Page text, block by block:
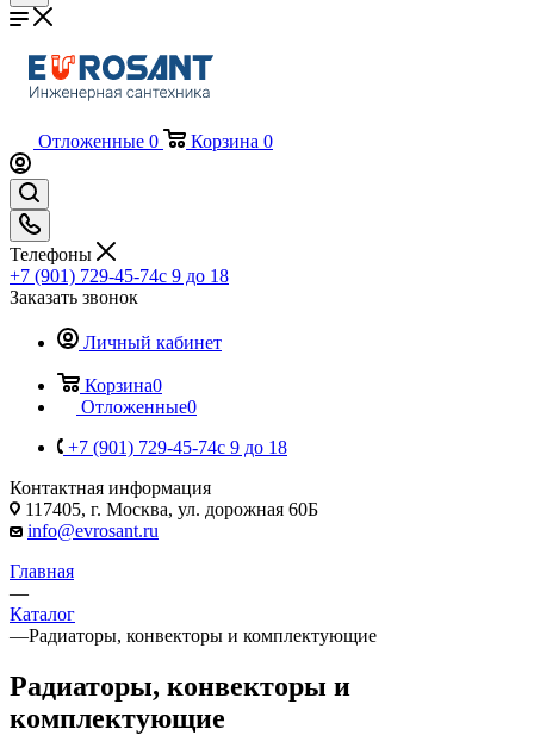
Отложенные 0 Корзина 0
Телефоны
+7 (901) 729-45-74c 9 до 18
Заказать звонок
Личный кабинет
Корзина0
Отложенные0
+7 (901) 729-45-74c 9 до 18
Контактная информация
117405, г. Москва, ул. дорожная 60Б
info@evrosant.ru
Главная
—
Каталог
—Радиаторы, конвекторы и комплектующие
Радиаторы, конвекторы и
комплектующие